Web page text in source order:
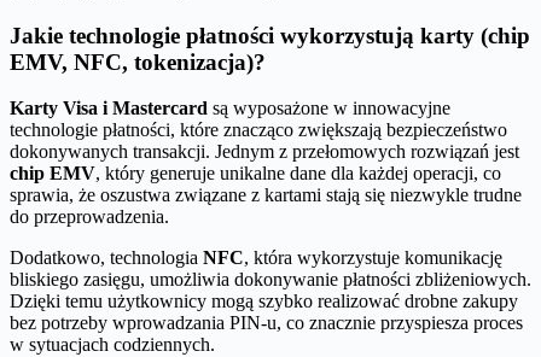
Jakie technologie płatności wykorzystują karty (chip
EMV, NFC, tokenizacja)?
Karty Visa i Mastercard są wyposażone w innowacyjne
technologie płatności, które znacząco zwiększają bezpieczeństwo
dokonywanych transakcji. Jednym z przełomowych rozwiązań jest
chip EMV, który generuje unikalne dane dla każdej operacji, co
sprawia, że oszustwa związane z kartami stają się niezwykle trudne
do przeprowadzenia.
Dodatkowo, technologia NFC, która wykorzystuje komunikację
bliskiego zasięgu, umożliwia dokonywanie płatności zbliżeniowych.
Dzięki temu użytkownicy mogą szybko realizować drobne zakupy
bez potrzeby wprowadzania PIN-u, co znacznie przyspiesza proces
w sytuacjach codziennych.